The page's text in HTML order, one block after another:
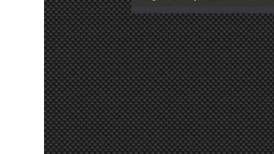
25 jun. 11:16
Marcos Z.
25 jun. 8:37
mitsumeku: Va por Njoan!
25 jun. 8:27
Mito21: En el equipo FR queremos
nuestro compañero y amigo
24 jun. 7:15
Marcos Z.: Ikarus, es Oasis Driver for
aplicación que gestiona las
23 jun. 19:11
Maxxis: Muchas gracias !!
23 jun. 18:23
Ikarus: Marcos, ¿qué es el Oasis?
23 jun. 17:18
Furribmw: Por el trabajo de los
23 jun. 17:16 Furribmw:
Enhorabuena Maxxis por la
participantes por participar